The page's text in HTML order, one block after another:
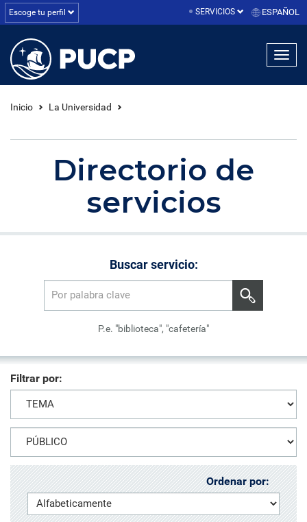
Escoge tu perfil SERVICIOS ESPAÑOL
Inicio La Universidad
Directorio de
servicios
Buscar servicio:
P.e. "biblioteca", "cafetería"
Filtrar por:
Ordenar por: